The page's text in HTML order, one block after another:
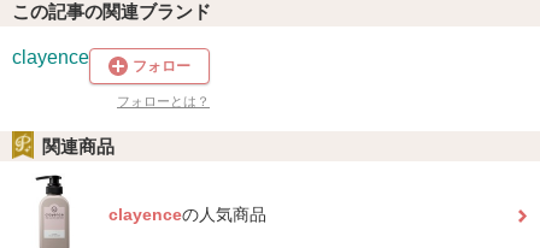
この記事の関連ブランド
clayence フォロー
フォローとは？
関連商品
clayenceの人気商品